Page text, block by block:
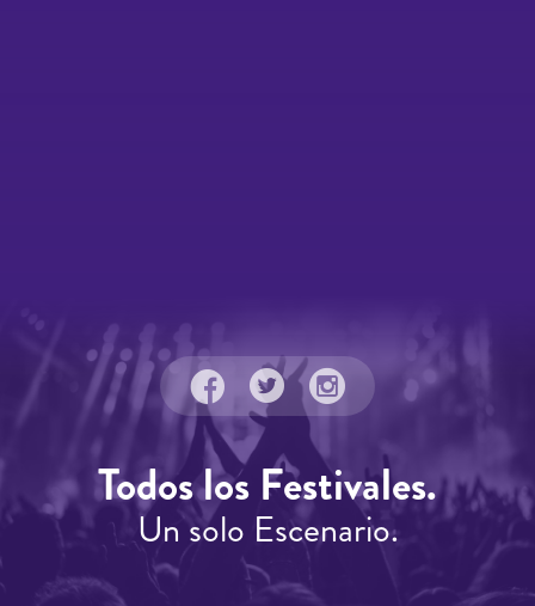
Todos los Festivales.
Un solo Escenario.